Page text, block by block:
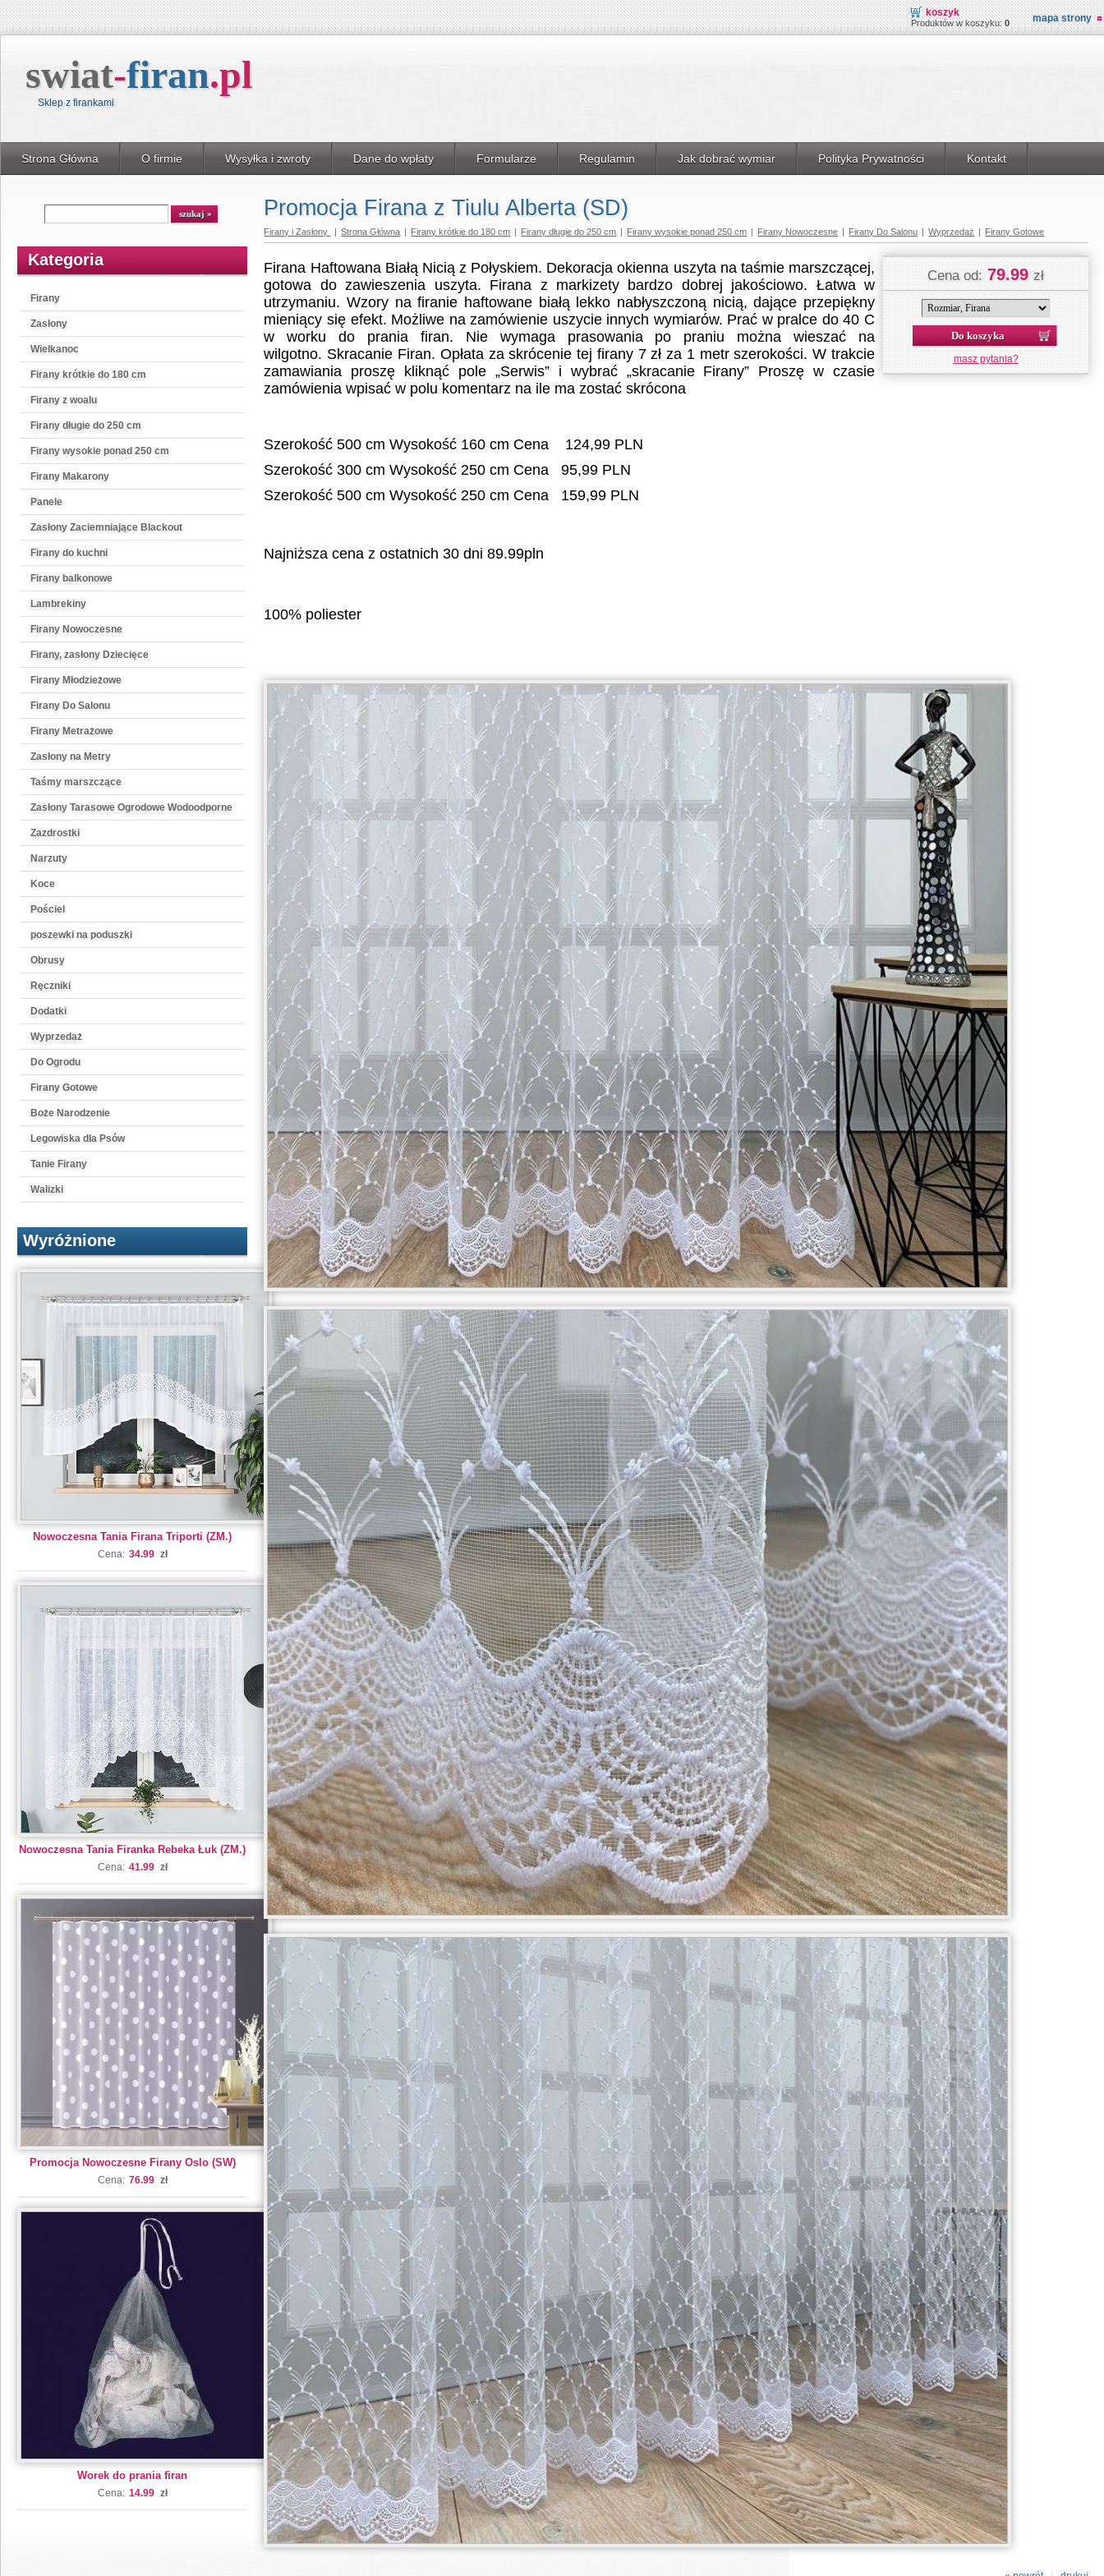
koszyk
Produktów w koszyku:0 mapa strony
swiat-firan.pl
Sklep z firankami
Strona Główna O firmie Wysyłka i zwroty Dane do wpłaty Formularze Regulamin Jak dobrać wymiar Polityka Prywatności Kontakt
Kategoria
Firany
Zasłony
Wielkanoc
Firany krótkie do 180 cm
Firany z woalu
Firany długie do 250 cm
Firany wysokie ponad 250 cm
Firany Makarony
Panele
Zasłony Zaciemniające Blackout
Firany do kuchni
Firany balkonowe
Lambrekiny
Firany Nowoczesne
Firany, zasłony Dziecięce
Firany Młodzieżowe
Firany Do Salonu
Firany Metrażowe
Zasłony na Metry
Taśmy marszczące
Zasłony Tarasowe Ogrodowe Wodoodporne
Zazdrostki
Narzuty
Koce
Pościel
poszewki na poduszki
Obrusy
Ręczniki
Dodatki
Wyprzedaż
Do Ogrodu
Firany Gotowe
Boże Narodzenie
Legowiska dla Psów
Tanie Firany
Walizki
Wyróżnione
Nowoczesna Tania Firana Triporti (ZM.)
Cena: 34.99 zł
Nowoczesna Tania Firanka Rebeka Łuk (ZM.)
Cena: 41.99 zł
Promocja Nowoczesne Firany Oslo (SW)
Cena: 76.99 zł
Worek do prania firan
Cena: 14.99 zł
Promocja Firana z Tiulu Alberta (SD)
Firany i Zasłony | Strona Główna | Firany krótkie do 180 cm | Firany długie do 250 cm | Firany wysokie ponad 250 cm | Firany Nowoczesne | Firany Do Salonu | Wyprzedaż | Firany Gotowe
Cena od: 79.99 zł
Do koszyka
masz pytania?
Firana Haftowana Białą Nicią z Połyskiem. Dekoracja okienna uszyta na taśmie marszczącej,
gotowa do zawieszenia uszyta. Firana z markizety bardzo dobrej jakościowo. Łatwa w
utrzymaniu. Wzory na firanie haftowane białą lekko nabłyszczoną nicią, dające przepiękny
mieniący się efekt. Możliwe na zamówienie uszycie innych wymiarów. Prać w pralce do 40 C
w worku do prania firan. Nie wymaga prasowania po praniu można wieszać na
wilgotno. Skracanie Firan. Opłata za skrócenie tej firany 7 zł za 1 metr szerokości. W trakcie
zamawiania proszę kliknąć pole „Serwis” i wybrać „skracanie Firany” Proszę w czasie
zamówienia wpisać w polu komentarz na ile ma zostać skrócona
Szerokość 500 cm Wysokość 160 cm Cena 124,99 PLN
Szerokość 300 cm Wysokość 250 cm Cena 95,99 PLN
Szerokość 500 cm Wysokość 250 cm Cena 159,99 PLN
Najniższa cena z ostatnich 30 dni 89.99pln
100% poliester